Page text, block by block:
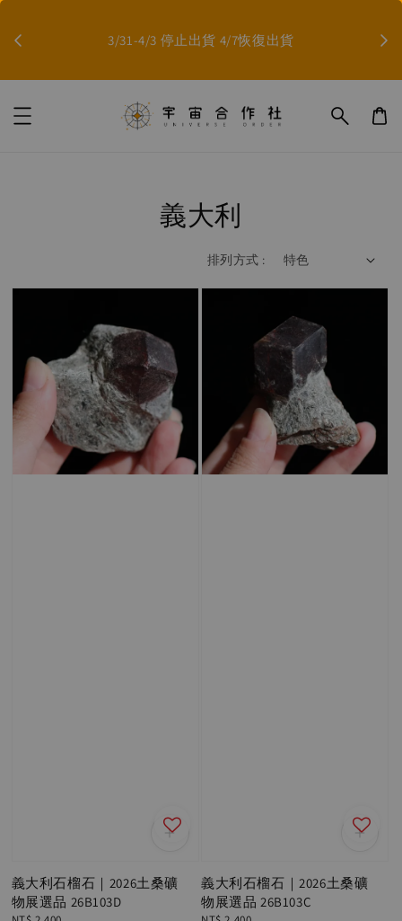
LINE聯絡，索取影片❤️
義大利
排列方式 :
義大利石榴石｜2026土桑礦
物展選品 26B103D
義大利石榴石｜2026土桑礦
物展選品 26B103C